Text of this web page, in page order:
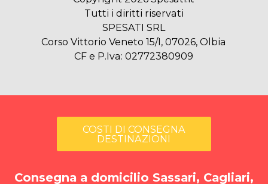
Tutti i diritti riservati
SPESATI SRL
Corso Vittorio Veneto 15/I, 07026, Olbia
CF e P.Iva: 02772380909
COSTI DI CONSEGNA
DESTINAZIONI
Consegna a domicilio Sassari, Cagliari,